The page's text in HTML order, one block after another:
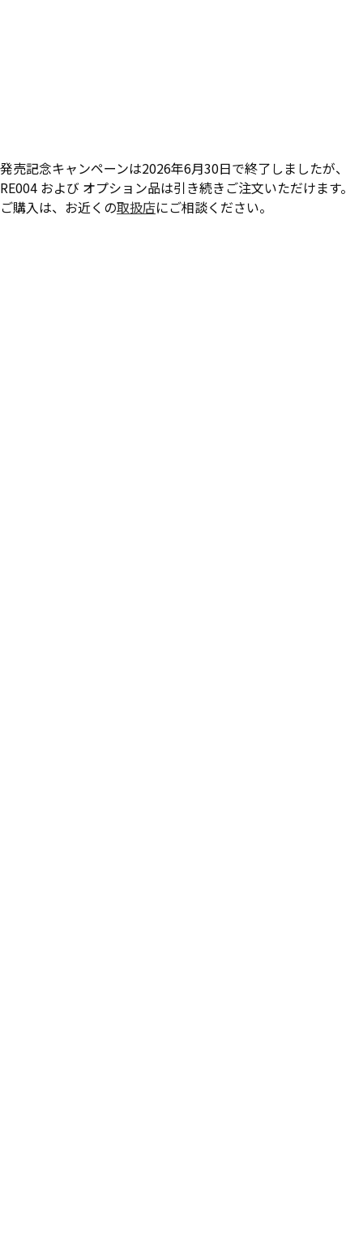
発売記念キャンペーンは2026年6月30日で終了しましたが、
RE004 および オプション品は引き続きご注文いただけます。
ご購入は、お近くの取扱店にご相談ください。